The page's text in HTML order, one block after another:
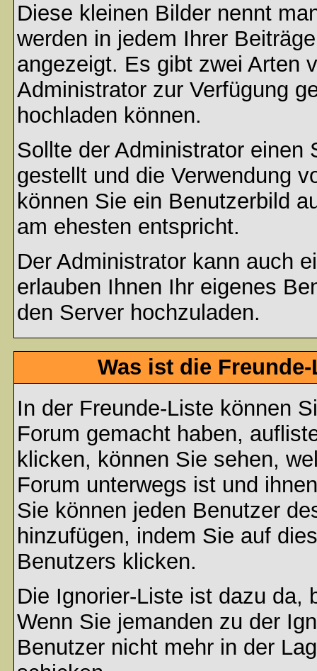
Diese kleinen Bilder nennt
werden in jedem Ihrer
angezeigt. Es gibt zwei Arten
Administrator zur Verfügung
hochladen können.
Sollte der Administrator einen
gestellt und die Verwendung
können Sie ein Benutzerbild
am ehesten entspricht.
Der Administrator kann auch
erlauben Ihnen Ihr eigenes
den Server hochzuladen.
Was ist die
In der Freunde-Liste können
Forum gemacht haben,
klicken, können Sie sehen,
Forum unterwegs ist und
Sie können jeden Benutzer
hinzufügen, indem Sie auf
Benutzers klicken.
Die Ignorier-Liste ist dazu da,
Wenn Sie jemanden zu der
Benutzer nicht mehr in der